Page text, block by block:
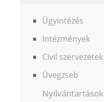
Ügyintézés
Intézmények
Civil szervezetek
Üvegzseb
Nyilvántartások